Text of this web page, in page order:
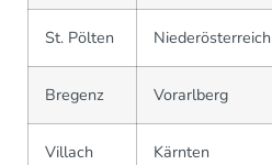
St. Pölten Niederösterreich
Bregenz Vorarlberg
Villach Kärnten